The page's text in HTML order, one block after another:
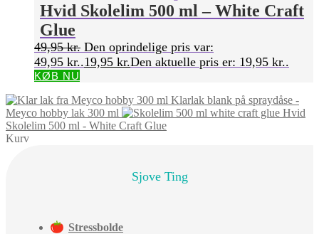
Hvid Skolelim 500 ml – White Craft
Glue
49,95kr. Den oprindelige pris var:
49,95 kr..19,95 kr.Den aktuelle pris er: 19,95 kr..
KØB NU
Klarlak blank på spraydåse -
Meyco hobby lak 300 ml
Hvid
Skolelim 500 ml - White Craft Glue
Kurv
Sjove Ting
Stressbolde